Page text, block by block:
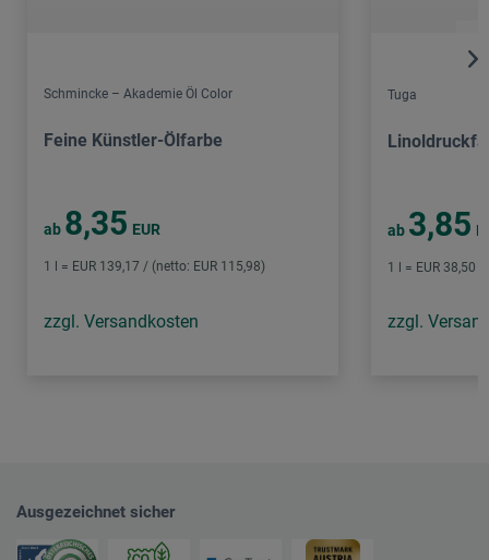
Schmincke – Akademie Öl Color
Feine Künstler-Ölfarbe
ab 8,35 EUR
1 l = EUR 139,17 / (netto: EUR 115,98)
zzgl. Versandkosten
Tuga
ab 3,85
1 l = EUR 38,50
zzgl.
Ausgezeichnet sicher